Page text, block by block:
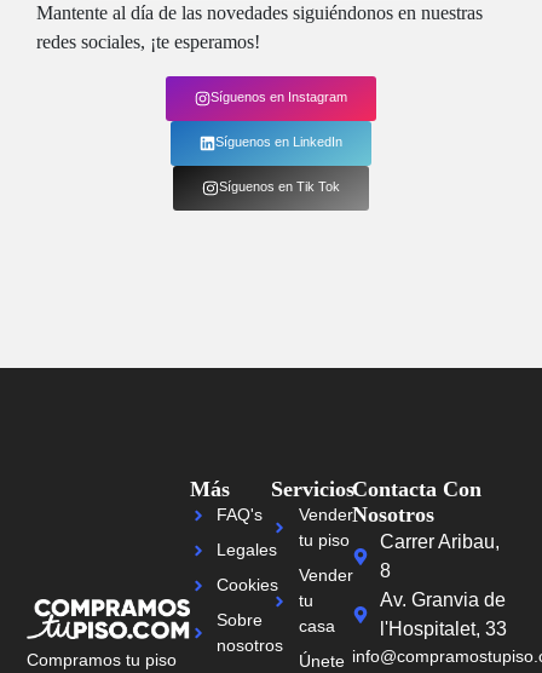
Mantente al día de las novedades siguiéndonos en nuestras
redes sociales, ¡te esperamos!
Síguenos en Instagram
Síguenos en LinkedIn
Síguenos en Tik Tok
Compramos tu piso
Servicios
Vender
tu piso
Vender
tu
casa
Únete
Más
FAQ's
Legales
Cookies
Sobre
nosotros
Contacta Con
Nosotros
Carrer Aribau,
8
Av. Granvia de
l'Hospitalet, 33